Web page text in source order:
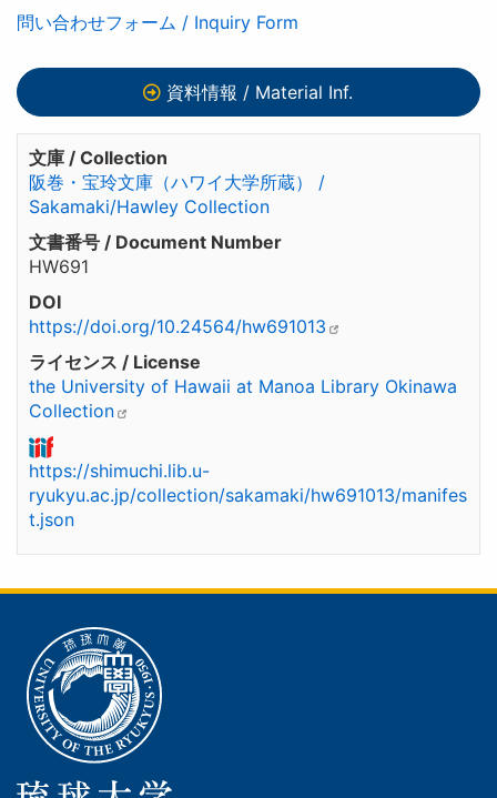
問い合わせフォーム / Inquiry Form
資料情報 / Material Inf.
文庫 / Collection
阪巻・宝玲文庫（ハワイ大学所蔵） /
Sakamaki/Hawley Collection
文書番号 / Document Number
HW691
DOI
https://doi.org/10.24564/hw691013
ライセンス / License
the University of Hawaii at Manoa Library Okinawa
Collection
https://shimuchi.lib.u-
ryukyu.ac.jp/collection/sakamaki/hw691013/manifes
t.json